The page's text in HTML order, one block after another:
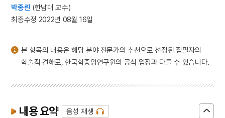
박종린 (한남대 교수)
최종수정 2022년 08월 16일
본 항목의 내용은 해당 분야 전문가의 추천으로 선정된 집필자의
학술적 견해로, 한국학중앙연구원의 공식 입장과 다를 수 있습니다.
내용 요약 음성 재생